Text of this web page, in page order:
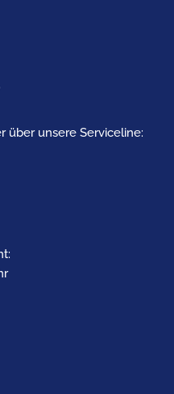
über unsere Serviceline: